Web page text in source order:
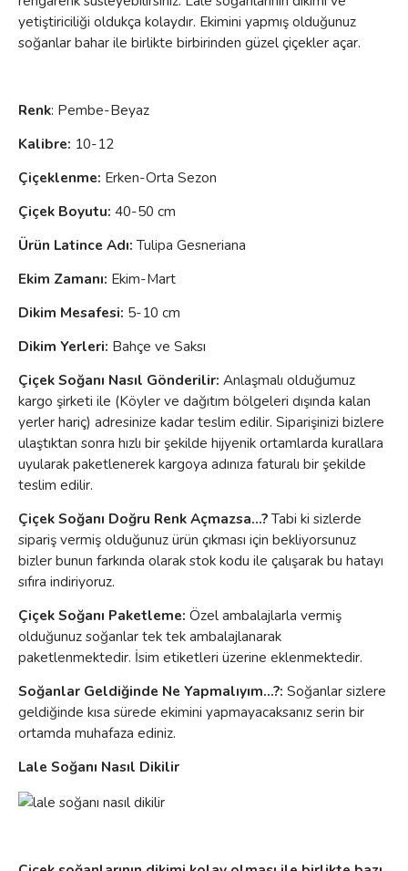
yetiştiriciliği oldukça kolaydır. Ekimini yapmış olduğunuz
soğanlar bahar ile birlikte birbirinden güzel çiçekler açar.
Renk: Pembe-Beyaz
Kalibre: 10-12
Çiçeklenme: Erken-Orta Sezon
Çiçek Boyutu: 40-50 cm
Ürün Latince Adı:Tulipa Gesneriana
Ekim Zamanı: Ekim-Mart
Dikim Mesafesi: 5-10 cm
Dikim Yerleri: Bahçe ve Saksı
Çiçek Soğanı Nasıl Gönderilir: Anlaşmalı olduğumuz
kargo şirketi ile (Köyler ve dağıtım bölgeleri dışında kalan
yerler hariç) adresinize kadar teslim edilir. Siparişinizi bizlere
ulaştıktan sonra hızlı bir şekilde hijyenik ortamlarda kurallara
uyularak paketlenerek kargoya adınıza faturalı bir şekilde
teslim edilir.
Çiçek Soğanı Doğru Renk Açmazsa...?Tabi ki sizlerde
sipariş vermiş olduğunuz ürün çıkması için bekliyorsunuz
bizler bunun farkında olarak stok kodu ile çalışarak bu hatayı
sıfıra indiriyoruz.
Çiçek Soğanı Paketleme: Özel ambalajlarla vermiş
olduğunuz soğanlar tek tek ambalajlanarak
paketlenmektedir. İsim etiketleri üzerine eklenmektedir.
Soğanlar Geldiğinde Ne Yapmalıyım...?: Soğanlar sizlere
geldiğinde kısa sürede ekimini yapmayacaksanız serin bir
ortamda muhafaza ediniz.
Lale Soğanı Nasıl Dikilir